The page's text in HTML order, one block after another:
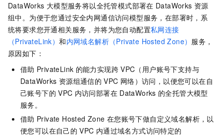
DataWorks 大模型服务将以全托管模式部署在 DataWorks 资源
组中。为便于您通过安全内网通信访问模型服务，在部署时，系
统将要求您开通相关服务，并将为您自动配置私网连接
（PrivateLink）和内网域名解析（Private Hosted Zone） 服务，
原因如下：
借助 PrivateLink 的能力实现跨 VPC（用户账号下支持与
DataWorks 资源组通信的 VPC 网络）访问，以便您可以在自
己账号下的 VPC 内访问部署在 DataWorks 的全托管大模型
服务。
借助 Private Hosted Zone 在您账号下做自定义域名解析，以
便您可以在自己的 VPC 内通过域名方式访问特定的